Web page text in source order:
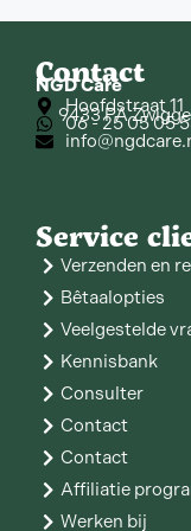
Contact
NGD Care
Hoofdstraat 11
9433 PA
06 - 25 05 05
Service
Verzenden en
Bêtaalopties
Veelgestelde
Kennisbank
Consulter
Contact
Contact
Affiliatie
Werken bij